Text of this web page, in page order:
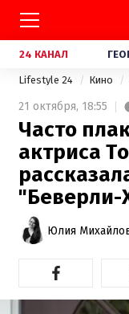
24 КАНАЛ
Lifestyle 24 Кино
21 октября, 18:55
Часто
актриса
"Беверли-
Юлия